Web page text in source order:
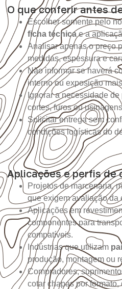
O que conferir antes
Escolher somente pelo
ficha técnicae a
Analisar apenas o preço
medidas, espessura e
Não informar se haverá
interno ou exposição
Ignorar a necessidade
cortes, furos ou
Solicitar entrega sem
condições logísticas do
Aplicações e perfis de
Projetos de marcenaria,
que exigem avaliação da
Aplicações em
componentes para
compatíveis.
Indústrias que utilizam
produção, montagem ou
Compradores,
cotar chapas por